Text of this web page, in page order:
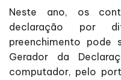
Neste ano, os
declaração por
preenchimento pode
Gerador da
computador, pelo